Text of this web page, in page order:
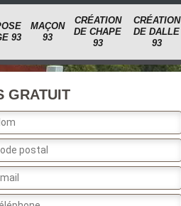
93
MAÇON
93
CRÉATION
DE CHAPE
93
CRÉATION
DE DALLE
93
GRATUIT